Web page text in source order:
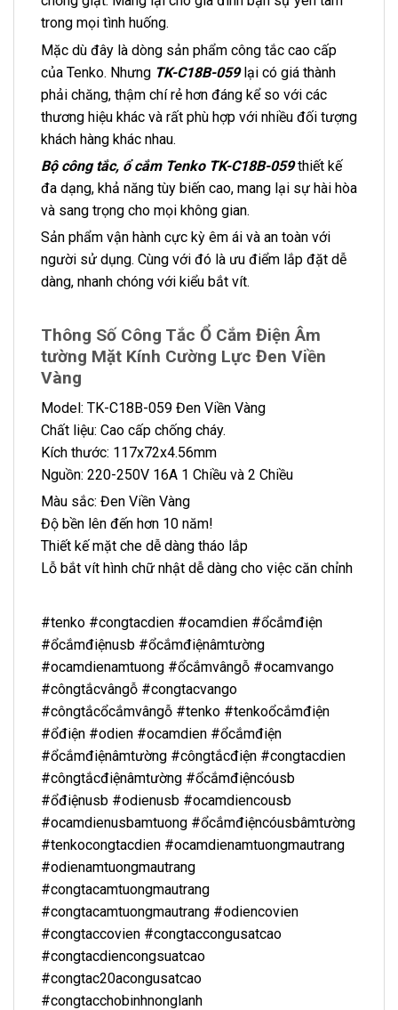
trong mọi tình huống.
Mặc dù đây là dòng sản phẩm công tắc cao cấp
của Tenko. Nhưng TK-C18B-059lại có giá thành
phải chăng, thậm chí rẻ hơn đáng kể so với các
thương hiệu khác và rất phù hợp với nhiều đối tượng
khách hàng khác nhau.
Bộ công tắc, ổ cắm Tenko TK-C18B-059thiết kế
đa dạng, khả năng tùy biến cao, mang lại sự hài hòa
và sang trọng cho mọi không gian.
Sản phẩm vận hành cực kỳ êm ái và an toàn với
người sử dụng. Cùng với đó là ưu điểm lắp đặt dễ
dàng, nhanh chóng với kiểu bắt vít.
Thông Số Công Tắc Ổ Cắm Điện Âm
tường Mặt Kính Cường Lực Đen Viền
Vàng
Model: TK-C18B-059 Đen Viền Vàng
Chất liệu: Cao cấp chống cháy.
Kích thước: 117x72x4.56mm
Nguồn: 220-250V 16A 1 Chiều và 2 Chiều
Màu sắc: Đen Viền Vàng
Độ bền lên đến hơn 10 năm!
Thiết kế mặt che dễ dàng tháo lắp
Lỗ bắt vít hình chữ nhật dễ dàng cho việc căn chỉnh
#tenko #congtacdien #ocamdien #ổcắmđiện
#ổcắmđiệnusb #ổcắmđiệnâmtường
#ocamdienamtuong #ổcắmvângỗ #ocamvango
#côngtắcvângỗ #congtacvango
#côngtắcổcắmvângỗ #tenko #tenkoổcắmđiện
#ổđiện #odien #ocamdien #ổcắmđiện
#ổcắmđiệnâmtường #côngtắcđiện #congtacdien
#côngtắcđiệnâmtường #ổcắmđiệncóusb
#ổđiệnusb #odienusb #ocamdiencousb
#ocamdienusbamtuong #ổcắmđiệncóusbâmtường
#tenkocongtacdien #ocamdienamtuongmautrang
#odienamtuongmautrang
#congtacamtuongmautrang
#congtacamtuongmautrang #odiencovien
#congtaccovien #congtaccongusatcao
#congtacdiencongsuatcao
#congtac20acongusatcao
#congtacchobinhnonglanh